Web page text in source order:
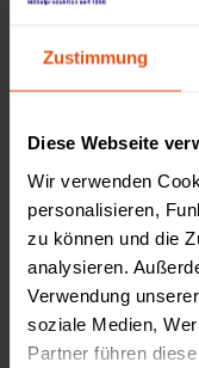
Zustimmung
Diese Webseite
Wir verwenden
personalisieren,
zu können und die
analysieren.
Verwendung
soziale Medien,
Partner führen